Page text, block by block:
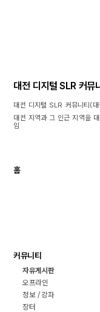
대전 디지털 SLR 커뮤
대전 디지털 SLR 커뮤니티(
대전 지역과 그 인근 지역을
임
홈
커뮤니티
자유게시판
오프라인
정보 / 강좌
장터